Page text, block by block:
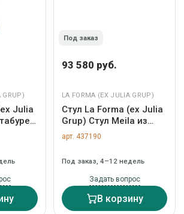
GRUP)
Julia
Под заказ
93 580 руб.
LA FORMA (ЕХ JULIA GRUP)
Стул La Forma (ех Julia
Grup) Стул Meila из
терракотовой синели и
ножками из ясеня с
504992
арт. 437190
Под заказ, 4–12 недель
Задать вопрос
В корзину